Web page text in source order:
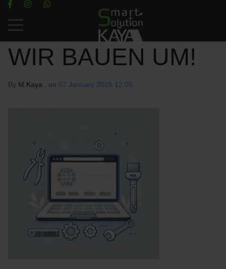
Mobile Menu Toggle
WIR BAUEN UM!
By M.Kaya , on 07 January 2025 12:05